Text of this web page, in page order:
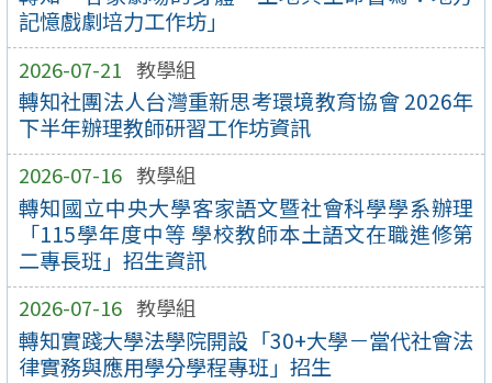
記憶戲劇培力工作坊」
2026-07-21 教學組
轉知社團法人台灣重新思考環境教育協會 2026年
下半年辦理教師研習工作坊資訊
2026-07-16 教學組
轉知國立中央大學客家語文暨社會科學學系辦理
「115學年度中等 學校教師本土語文在職進修第
二專長班」招生資訊
2026-07-16 教學組
轉知實踐大學法學院開設「30+大學－當代社會法
律實務與應用學分學程專班」招生